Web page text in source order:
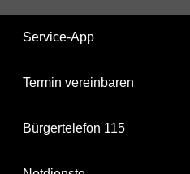
Service-App
Termin vereinbaren
Bürgertelefon 115